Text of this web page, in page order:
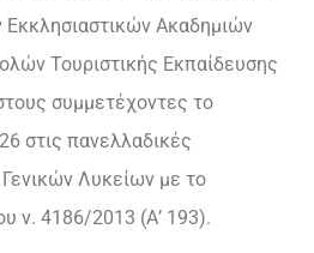
Ακαδημιών
Τουριστικής Εκπαίδευσης
συμμετέχοντες το
στις πανελλαδικές
Λυκείων με το
ν. 4186/2013 (Α’ 193).